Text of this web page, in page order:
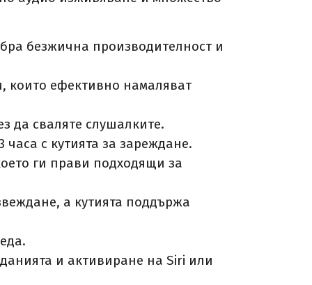
безжична производителност и
които ефективно намаляват
да сваляте слушалките.
с кутията за зареждане.
ги прави подходящи за
а кутията поддържа
и активиране на Siri или